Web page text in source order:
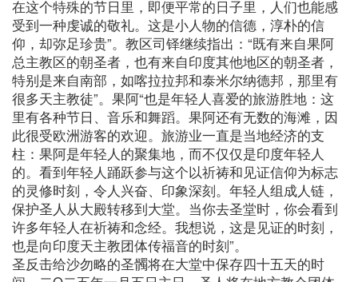
在这个特殊的节日里，即便平常的日子里，人们也能感
受到一种虔诚的敬礼。这是小人物的信德，淳朴的信
仰，却弥足珍贵”。教区司铎继续指出：“既有来自果阿
总主教区的朝圣者，也有来自印度其他地区的朝圣者，
特别是来自南部，如喀拉拉邦和泰米尔纳德邦，那里有
很多天主教徒”。果阿“也是年轻人喜爱的旅游胜地：这
里有各种节日、音乐和舞蹈。果阿还有无数的海滩，因
此很受欧洲游客的欢迎。旅游业一直是当地经济的支
柱：果阿是年轻人的聚集地，而不仅仅是印度年轻人
的。看到年轻人踊跃参与这个以祈祷和见证信仰为标志
的灵修时刻，令人兴奋、印象深刻。年轻人组成人链，
保护圣人从大殿转移到大堂。当你去圣堂时，你会看到
许多年轻人在祈祷和念经。我想说，这是见证的时刻，
也是向印度天主教团体传福音的时刻”。
圣反击给沙勿略的圣髑将在大堂中保存四十五天的时